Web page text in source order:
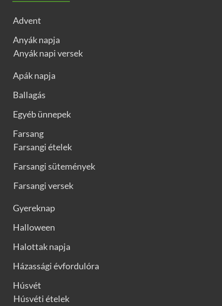
Advent
Anyák napja
Anyák napi versek
Apák napja
Ballagás
Egyéb ünnepek
Farsang
Farsangi ételek
Farsangi sütemények
Farsangi versek
Gyereknap
Halloween
Halottak napja
Házassági évfordulóra
Húsvét
Húsvéti ételek